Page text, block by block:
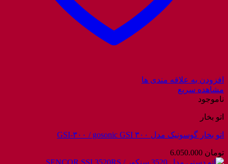
افزودن به علاقه مندی ها
مشاهده سریع
ناموجود
اتو بخار
اتو بخار گوسونیک مدل GSI-۳۰۰ / gosonic GSI ۳۰۰
تومان